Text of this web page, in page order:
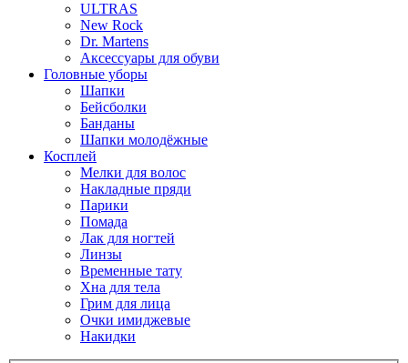
ULTRAS
New Rock
Dr. Martens
Аксессуары для обуви
Головные уборы
Шапки
Бейсболки
Банданы
Шапки молодёжные
Косплей
Мелки для волос
Накладные пряди
Парики
Помада
Лак для ногтей
Линзы
Временные тату
Хна для тела
Грим для лица
Очки имиджевые
Накидки